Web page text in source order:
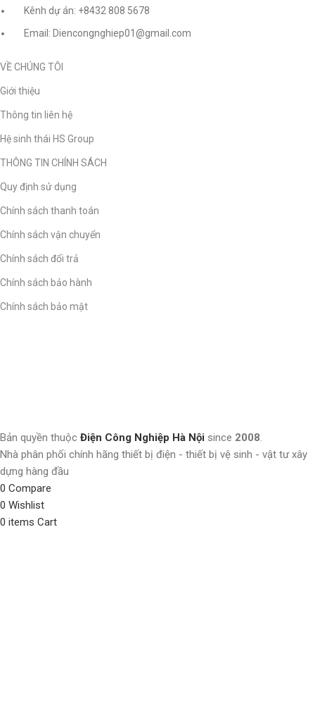
Kênh dự án: +8432 808 5678
Email: Diencongnghiep01@gmail.com
VỀ CHÚNG TÔI
Giới thiệu
Thông tin liên hệ
Hệ sinh thái HS Group
THÔNG TIN CHÍNH SÁCH
Quy định sử dụng
Chính sách thanh toán
Chính sách vận chuyển
Chính sách đổi trả
Chính sách bảo hành
Chính sách bảo mật
Bản quyền thuộc Điện Công Nghiệp Hà Nội since 2008.
Nhà phân phối chính hãng thiết bị điện - thiết bị vệ sinh - vật tư xây
dựng hàng đầu
0 Compare
0 Wishlist
0 items Cart